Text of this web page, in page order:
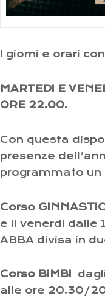
I giorni e orari
MARTEDI E
ORE 22.00.
Con questa
presenze
programmato un
Corso
e il venerdi dalle
ABBA divisa in
Corso BIMBI
alle ore 20.30/